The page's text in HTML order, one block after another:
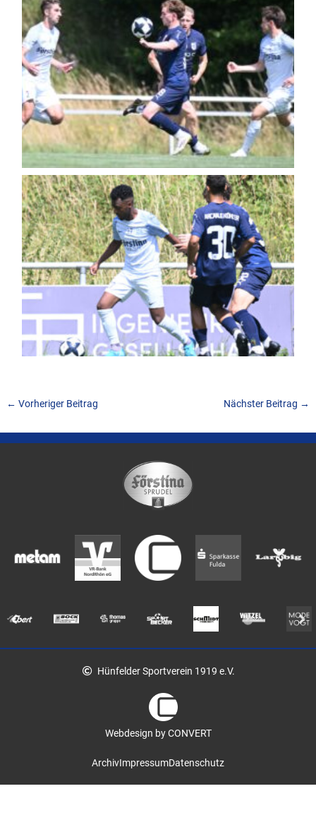
← Vorheriger Beitrag Nächster Beitrag →
Hünfelder Sportverein 1919 e.V.
Webdesign by CONVERT
ArchivImpressumDatenschutz